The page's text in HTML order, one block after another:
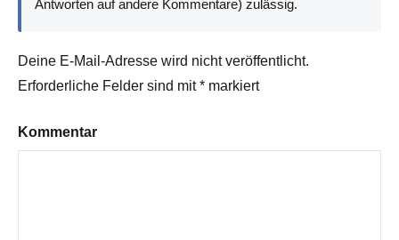
Antworten auf andere Kommentare) zulässig.
Deine E-Mail-Adresse wird nicht veröffentlicht.
Erforderliche Felder sind mit* markiert
Kommentar